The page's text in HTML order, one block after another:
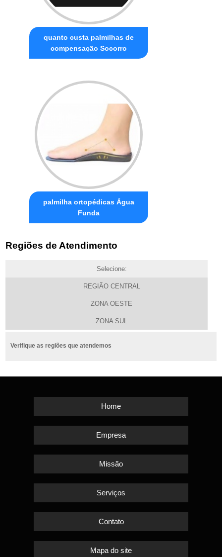
quanto custa palmilhas de
compensação Socorro
palmilha ortopédicas Água
Funda
Regiões de Atendimento
Selecione:
REGIÃO CENTRAL
ZONA OESTE
ZONA SUL
Verifique as regiões que atendemos
Home
Empresa
Missão
Serviços
Contato
Mapa do site